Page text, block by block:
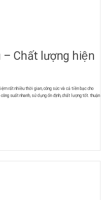
– Chất lượng hiện
rất nhiều thời gian, công sức và cả tiền bạc cho
suất nhanh, sử dụng ổn định, chất lượng tốt. thuận